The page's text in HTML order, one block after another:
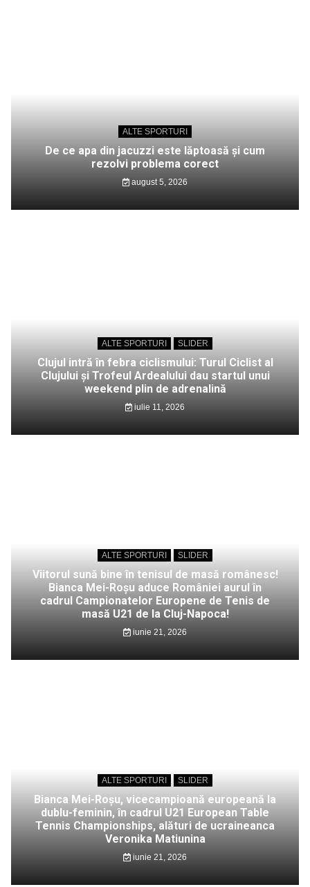
ALTE SPORTURI
De ce apa din jacuzzi este lăptoasă și cum
rezolvi problema corect
august 5, 2026
ALTE SPORTURI SLIDER
Clujul intră în febra ciclismului: Turul Ciclist al
Clujului și Trofeul Ardealului dau startul unui
weekend plin de adrenalină
iulie 11, 2026
ALTE SPORTURI SLIDER
Viitorul sună bine în tenisul de masă românesc!
Bianca Mei-Roșu aduce României aurul în
cadrul Campionatelor Europene de Tenis de
masă U21 de la Cluj-Napoca!
iunie 21, 2026
ALTE SPORTURI SLIDER
Bianca Mei-Roșu, vicecampioană europeană la
dublu-feminin, în cadrul U21 European Table
Tennis Championships, alături de ucraineanca
Veronika Matiunina
iunie 21, 2026